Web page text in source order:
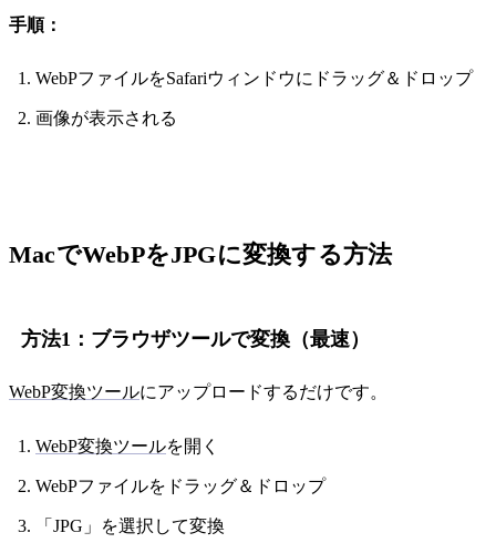
手順：
WebPファイルをSafariウィンドウにドラッグ＆ドロップ
画像が表示される
MacでWebPをJPGに変換する方法
方法1：ブラウザツールで変換（最速）
WebP変換ツールにアップロードするだけです。
WebP変換ツールを開く
WebPファイルをドラッグ＆ドロップ
「JPG」を選択して変換